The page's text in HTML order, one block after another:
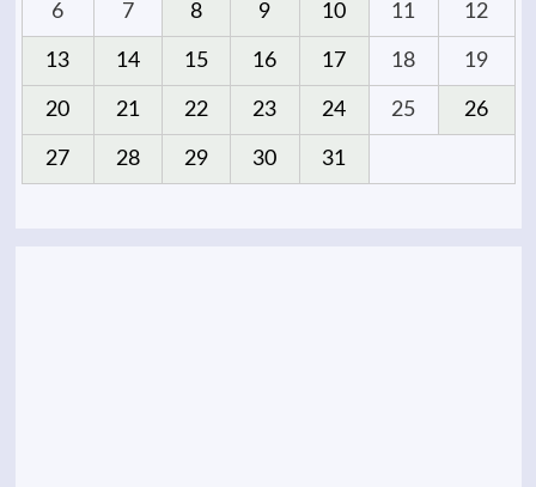
6 7 8 9 10 11 12
13 14 15 16 17 18 19
20 21 22 23 24 25 26
27 28 29 30 31